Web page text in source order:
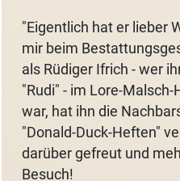
"Eigentlich hat er lieber
mir beim
als Rüdiger Ifrich - wer
"Rudi" - im Lore-
war, hat ihn die
"Donald-Duck-Heften"
darüber gefreut und
Besuch!